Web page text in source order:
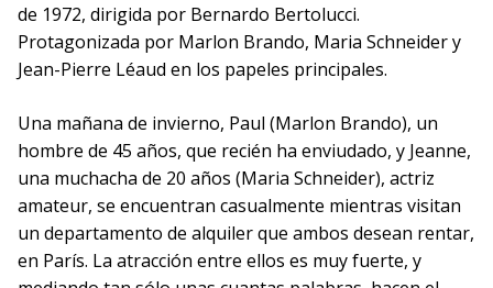
de 1972, dirigida por Bernardo Bertolucci.
Protagonizada por Marlon Brando, Maria Schneider y
Jean-Pierre Léaud en los papeles principales.
Una mañana de invierno, Paul (Marlon Brando), un
hombre de 45 años, que recién ha enviudado, y Jeanne,
una muchacha de 20 años (Maria Schneider), actriz
amateur, se encuentran casualmente mientras visitan
un departamento de alquiler que ambos desean rentar,
en París. La atracción entre ellos es muy fuerte, y